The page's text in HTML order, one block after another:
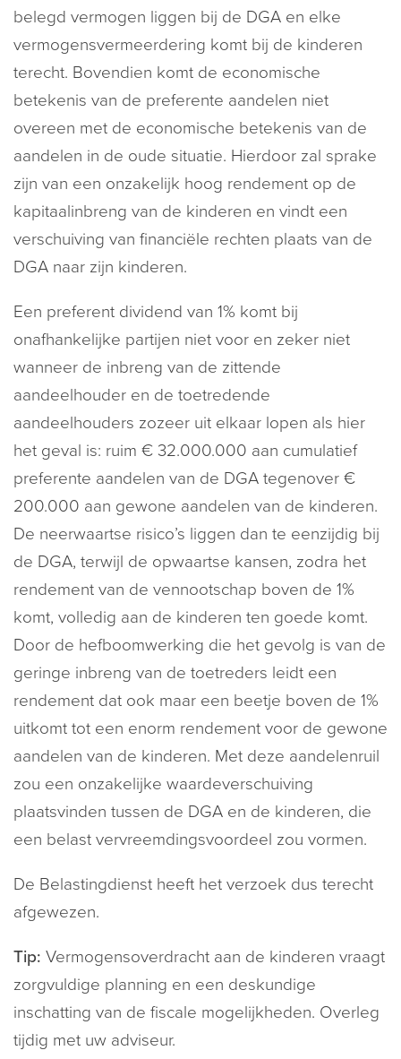
belegd vermogen liggen bij de DGA en elke
vermogensvermeerdering komt bij de kinderen
terecht. Bovendien komt de economische
betekenis van de preferente aandelen niet
overeen met de economische betekenis van de
aandelen in de oude situatie. Hierdoor zal sprake
zijn van een onzakelijk hoog rendement op de
kapitaalinbreng van de kinderen en vindt een
verschuiving van financiële rechten plaats van de
DGA naar zijn kinderen.
Een preferent dividend van 1% komt bij
onafhankelijke partijen niet voor en zeker niet
wanneer de inbreng van de zittende
aandeelhouder en de toetredende
aandeelhouders zozeer uit elkaar lopen als hier
het geval is: ruim € 32.000.000 aan cumulatief
preferente aandelen van de DGA tegenover €
200.000 aan gewone aandelen van de kinderen.
De neerwaartse risico’s liggen dan te eenzijdig bij
de DGA, terwijl de opwaartse kansen, zodra het
rendement van de vennootschap boven de 1%
komt, volledig aan de kinderen ten goede komt.
Door de hefboomwerking die het gevolg is van de
geringe inbreng van de toetreders leidt een
rendement dat ook maar een beetje boven de 1%
uitkomt tot een enorm rendement voor de gewone
aandelen van de kinderen. Met deze aandelenruil
zou een onzakelijke waardeverschuiving
plaatsvinden tussen de DGA en de kinderen, die
een belast vervreemdingsvoordeel zou vormen.
De Belastingdienst heeft het verzoek dus terecht
afgewezen.
Tip: Vermogensoverdracht aan de kinderen vraagt
zorgvuldige planning en een deskundige
inschatting van de fiscale mogelijkheden. Overleg
tijdig met uw adviseur.